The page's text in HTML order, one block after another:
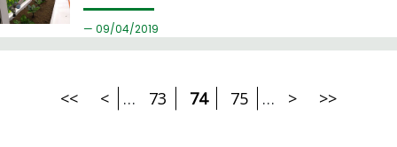
09/04/2019
<< < … 73 74 75 … > >>